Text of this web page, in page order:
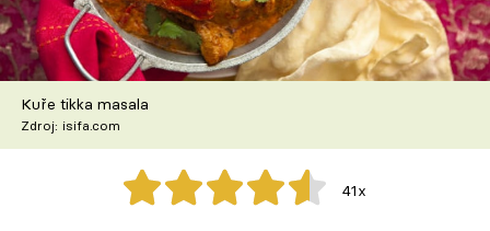
TV Program
Škola vaření
Recepty z TV
Speciál: Cuketa
Kuře tikka masala
Zdroj: isifa.com
41x